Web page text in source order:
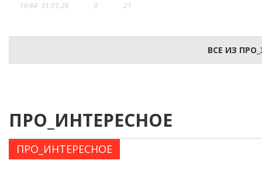
14:44 31.01.26 0 21
ВСЕ ИЗ
ПРО_ИНТЕРЕСНОЕ
ПРО_ИНТЕРЕСНОЕ